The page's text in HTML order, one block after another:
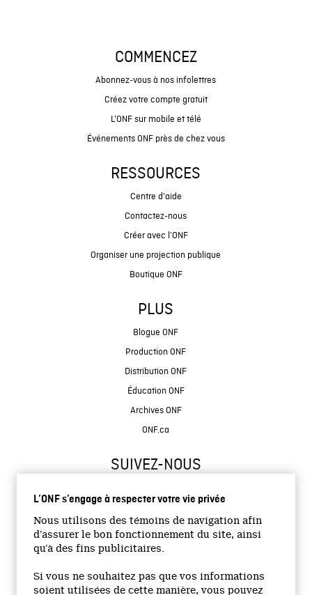
L’ONF s’engage à respecter votre vie privée
Nous utilisons des témoins de navigation afin
d’assurer le bon fonctionnement du site, ainsi
qu’à des fins publicitaires.
Si vous ne souhaitez pas que vos informations
soient utilisées de cette manière, vous pouvez
COMMENCEZ
Abonnez-vous à nos infolettres
Créez votre compte gratuit
L'ONF sur mobile et télé
Événements ONF près de chez vous
RESSOURCES
Centre d'aide
Contactez-nous
Créer avec l’ONF
Organiser une projection publique
Boutique ONF
PLUS
Blogue ONF
Production ONF
Distribution ONF
Éducation ONF
Archives ONF
ONF.ca
SUIVEZ-NOUS
Site institutionnel